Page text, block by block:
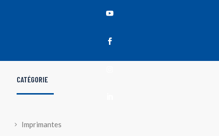


CATÉGORIE
Imprimantes